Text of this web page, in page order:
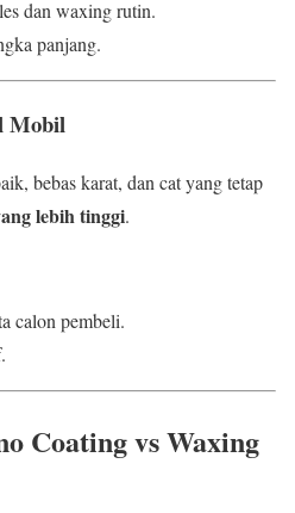
dan waxing rutin.
panjang.
Mobil
bebas karat, dan cat yang tetap
lebih tinggi.
calon pembeli.
Coating vs Waxing